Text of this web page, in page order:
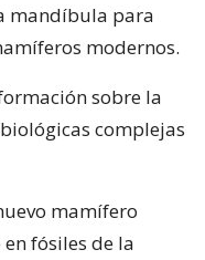
mandíbula para
modernos.
sobre la
complejas
mamífero
fósiles de la